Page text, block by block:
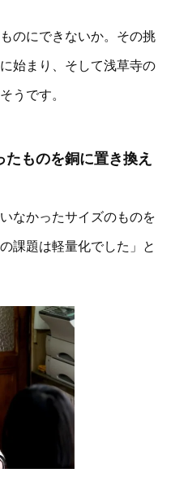
のにできないか。その挑
始まり、そして浅草寺の
うです。
ものを銅に置き換え
なかったサイズのものを
課題は軽量化でした」と